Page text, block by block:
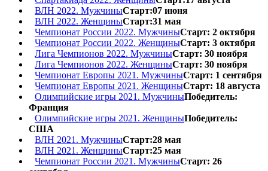
ВЛН 2022. МужчиныСтарт:07 июня
ВЛН 2022. ЖенщиныСтарт:31 мая
Чемпионат России 2022. МужчиныСтарт: 2 октября
Чемпионат России 2022. ЖенщиныСтарт: 3 октября
Лига Чемпионов 2022. МужчиныСтарт: 30 ноября
Лига Чемпионов 2022. ЖенщиныСтарт: 30 ноября
Чемпионат Европы 2021. МужчиныСтарт: 1 сентября
Чемпионат Европы 2021. ЖенщиныСтарт: 18 августа
Олимпийские игры 2021. МужчиныПобедитель:
Франция
Олимпийские игры 2021. ЖенщиныПобедитель:
США
ВЛН 2021. МужчиныСтарт:28 мая
ВЛН 2021. ЖенщиныСтарт:25 мая
Чемпионат России 2021. МужчиныСтарт: 26